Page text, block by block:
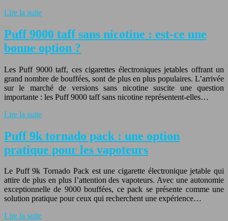
Lire la suite
Puff 9000 taff sans nicotine : est-ce une
bonne option ?
Les Puff 9000 taff, ces cigarettes électroniques jetables offrant un
grand nombre de bouffées, sont de plus en plus populaires. L’arrivée
sur le marché de versions sans nicotine suscite une question
importante : les Puff 9000 taff sans nicotine représentent-elles…
Lire la suite
Puff 9k tornado pack : une option
pratique pour les vapoteurs
Le Puff 9k Tornado Pack est une cigarette électronique jetable qui
attire de plus en plus l’attention des vapoteurs. Avec une autonomie
exceptionnelle de 9000 bouffées, ce pack se présente comme une
solution pratique pour ceux qui recherchent une expérience…
Lire la suite